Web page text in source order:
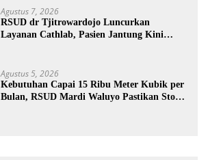
Agustus 7, 2026
RSUD dr Tjitrowardojo Luncurkan
Layanan Cathlab, Pasien Jantung Kini
Agustus 5, 2026
Kebutuhan Capai 15 Ribu Meter Kubik per
Bulan, RSUD Mardi Waluyo Pastikan Stok